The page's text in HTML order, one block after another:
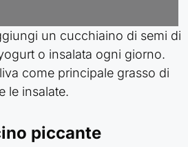
un cucchiaino di semi di
o insalata ogni giorno.
come principale grasso di
le insalate.
piccante